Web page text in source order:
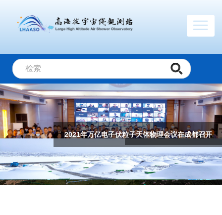
观测基地全景
高海拔宇宙线观测站发现首批“拍电子伏加速器”和最高能量光子 开启“超高能伽马天文学”时代
暴雪后的缪子探测器阵列
2021年万亿电子伏粒子天体物理会议在成都召开